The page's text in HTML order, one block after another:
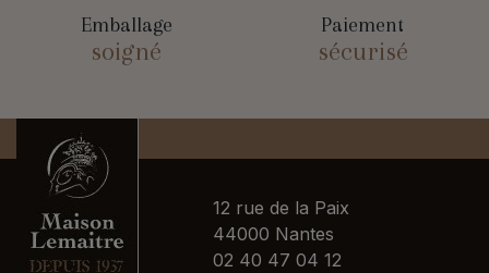
Emballage
soigné
Paiement
sécurisé
12 rue de la Paix
44000 Nantes
02 40 47 04 12